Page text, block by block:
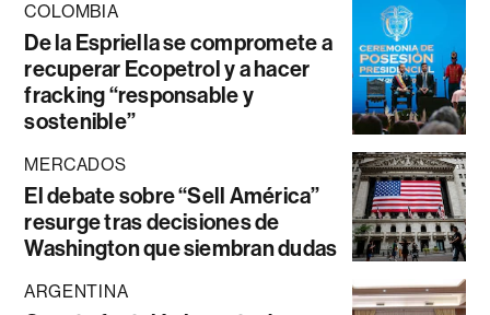
COLOMBIA
De la Espriella se compromete a
recuperar Ecopetrol y a hacer
fracking “responsable y
sostenible”
MERCADOS
El debate sobre “Sell América”
resurge tras decisiones de
Washington que siembran dudas
ARGENTINA